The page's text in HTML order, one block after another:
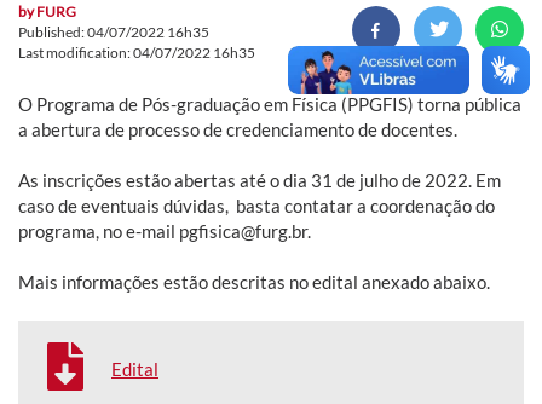
byFURG
Published: 04/07/2022 16h35
Last modification: 04/07/2022 16h35
O Programa de Pós-graduação em Física (PPGFIS) torna pública
a abertura de processo de credenciamento de docentes.
As inscrições estão abertas até o dia 31 de julho de 2022. Em
caso de eventuais dúvidas, basta contatar a coordenação do
programa, no e-mail pgfisica@furg.br.
Mais informações estão descritas no edital anexado abaixo.
Edital